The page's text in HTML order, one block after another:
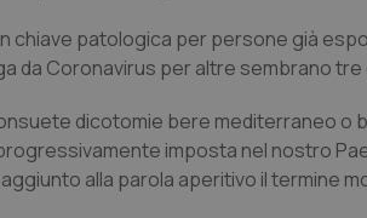
chiave patologica per persone già
da Coronavirus per altre sembrano
dicotomie bere mediterraneo o
imposta nel nostro
alla parola aperitivo il termine
tracking-sites-
session-id